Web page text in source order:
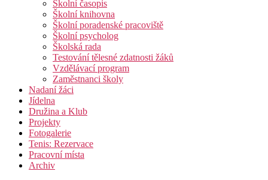
Školní časopis
Školní knihovna
Školní poradenské pracoviště
Školní psycholog
Školská rada
Testování tělesné zdatnosti žáků
Vzdělávací program
Zaměstnanci školy
Nadaní žáci
Jídelna
Družina a Klub
Projekty
Fotogalerie
Tenis: Rezervace
Pracovní místa
Archiv